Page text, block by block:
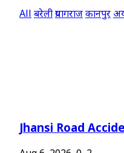
Allबरेलीप्रयागराजकानपुर
Jhansi Road